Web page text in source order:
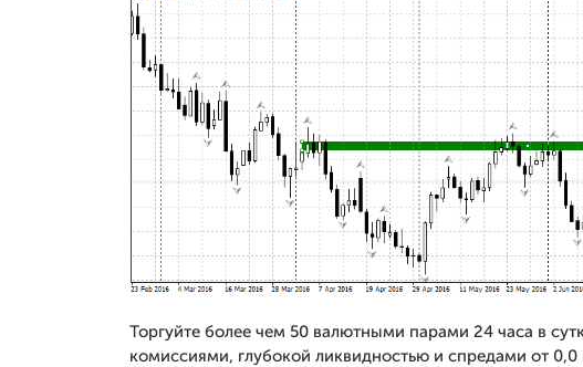
Торгуйте более чем 50 валютными парами 24 часа в
комиссиями, глубокой ликвидностью и спредами от 0,0